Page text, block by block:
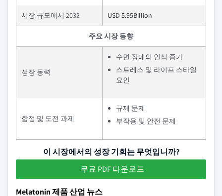
시장 규모에서 2032 USD 5.95Billion
주요 시장 동향
성장 동력
수면 장애의 인식 증가
스트레스 및 라이프 스타일
요인
함정 및 도전 과제
규제 문제
부작용 및 안전 문제
이 시장에서의 성장 기회는 무엇입니까?
무료 PDF 다운로드
Melatonin 제품 산업 뉴스